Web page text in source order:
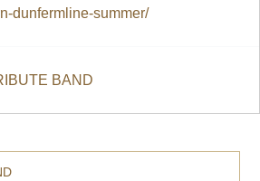
dunfermline-summer/
BAND